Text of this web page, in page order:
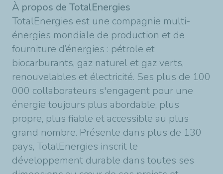
À propos de TotalEnergies
TotalEnergies est une compagnie multi-
énergies mondiale de production et de
fourniture d’énergies : pétrole et
biocarburants, gaz naturel et gaz verts,
renouvelables et électricité. Ses plus de 100
000 collaborateurs s'engagent pour une
énergie toujours plus abordable, plus
propre, plus fiable et accessible au plus
grand nombre. Présente dans plus de 130
pays, TotalEnergies inscrit le
développement durable dans toutes ses